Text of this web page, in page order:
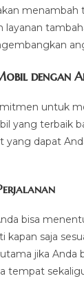
menambah
layanan
dengan
untuk
yang terbaik
yang dapat
bisa
kapan saja
jika Anda
tempat